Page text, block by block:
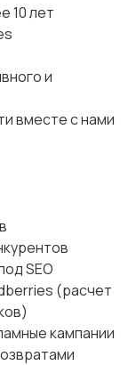
10 лет
и
вместе с нами
SEO
(расчет
кампании